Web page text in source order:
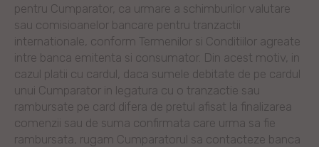
pentru Cumparator, ca urmare a schimburilor valutare
sau comisioanelor bancare pentru tranzactii
internationale, conform Termenilor si Conditiilor agreate
intre banca emitenta si consumator. Din acest motiv, in
cazul platii cu cardul, daca sumele debitate de pe cardul
unui Cumparator in legatura cu o tranzactie sau
rambursate pe card difera de pretul afisat la finalizarea
comenzii sau de suma confirmata care urma sa fie
rambursata, rugam Cumparatorul sa contacteze banca